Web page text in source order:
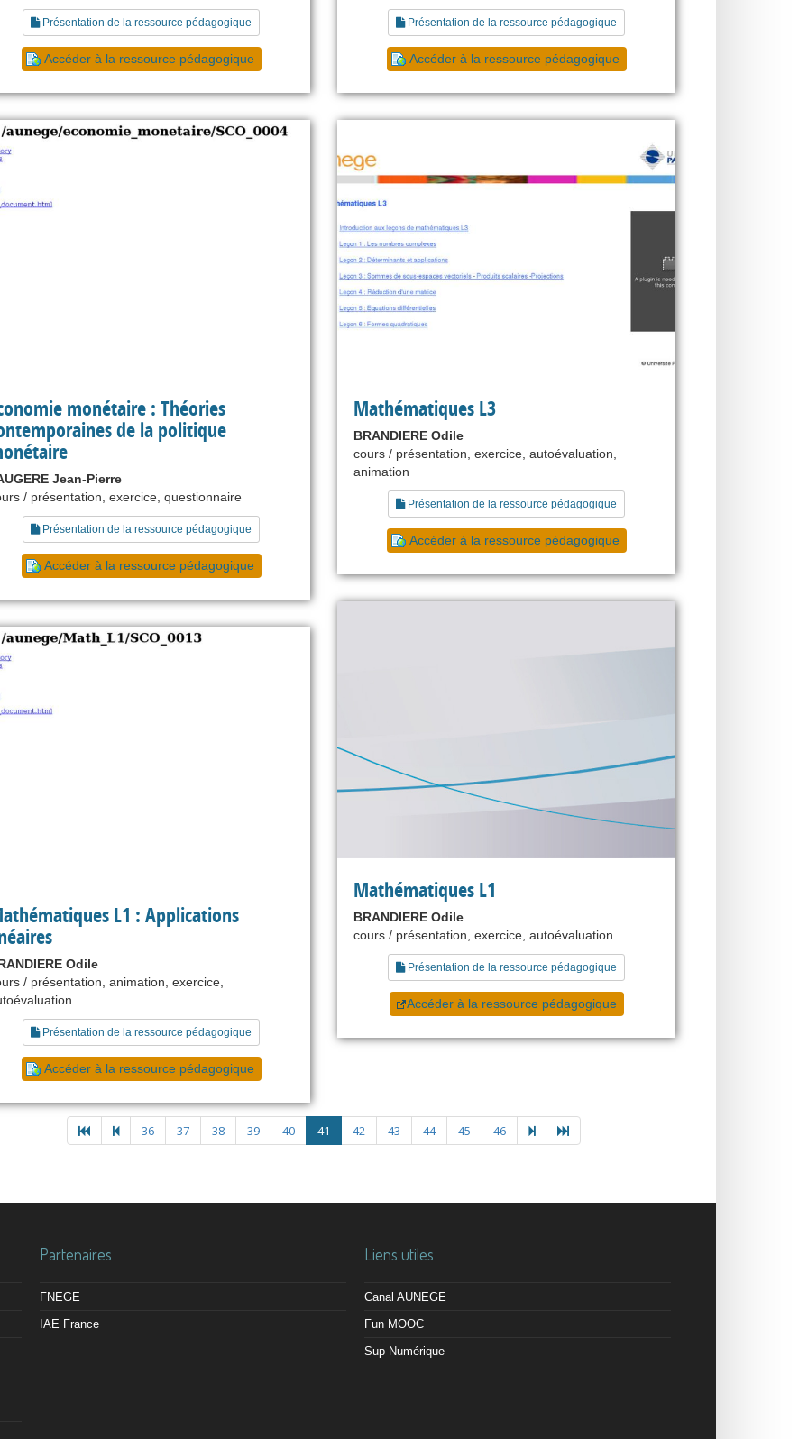
Présentation de la ressource pédagogique
Accéder à la ressource pédagogique
Présentation de la ressource pédagogique
Accéder à la ressource pédagogique
monétaire : Théories
de la politique
Jean-Pierre
/ présentation, exercice, questionnaire
Présentation de la ressource pédagogique
Accéder à la ressource pédagogique
Mathématiques L3
BRANDIERE Odile
cours / présentation, exercice, autoévaluation,
animation
Présentation de la ressource pédagogique
Accéder à la ressource pédagogique
Mathématiques L1
BRANDIERE Odile
cours / présentation, exercice, autoévaluation
Présentation de la ressource pédagogique
Accéder à la ressource pédagogique
L1 : Applications
Odile
/ présentation, animation, exercice,
Présentation de la ressource pédagogique
Accéder à la ressource pédagogique
36 37 38 39 40 41 42 43 44 45 46
Partenaires
FNEGE
IAE France
Liens utiles
Canal AUNEGE
Fun MOOC
Sup Numérique